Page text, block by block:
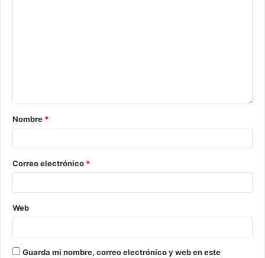
Nombre *
Correo electrónico *
Web
Guarda mi nombre, correo electrónico y web en este